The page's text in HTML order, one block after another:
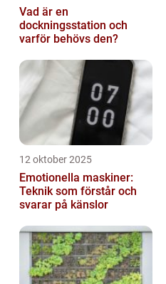
Vad är en
dockningsstation och
varför behövs den?
12 oktober 2025
Emotionella maskiner:
Teknik som förstår och
svarar på känslor